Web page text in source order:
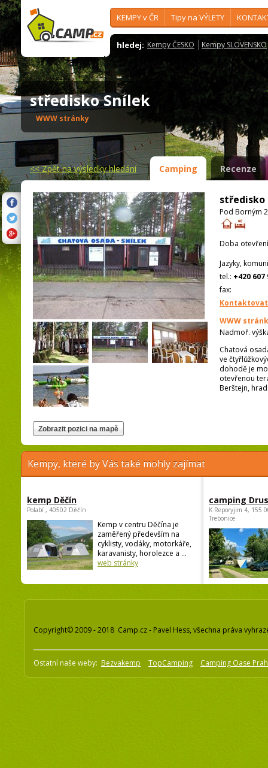
KEMPY v ČR Tipy na VÝLETY
hledej: Kempy ČESKO Kempy SLOVENSKO
středisko Snílek
WWW stránky
<<Zpět na výsledky hledání Camping Recenze
středisko
Pod Borným
Doba
Jazyky,
tel.: +420 607
fax:
WWW
Nadmoř.
Chatová
ve
dohodě je
otevřenou
Berštejn,
Kempy, které by Vás také mohly zajímat
kemp Děčín
Polabí , 40502 Děčín
Kemp v centru Děčína je
zaměřený především na
cyklisty, vodáky, motorkáře,
karavanisty, horolezce a ...
web stránky
camping
K Reporyjim 4, 155
Trebonice
Copyright© 2009 - 2018 Camp.cz - Pavel Hess, všechna práva
Ostatní naše weby: Bezvakemp TopCamping Camping Oase